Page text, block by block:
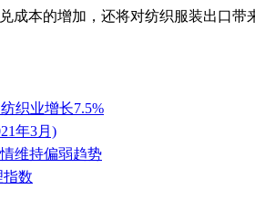
成本的增加，还将对纺织服装出口带
织业增长7.5%
年3月)
维持偏弱趋势
指数